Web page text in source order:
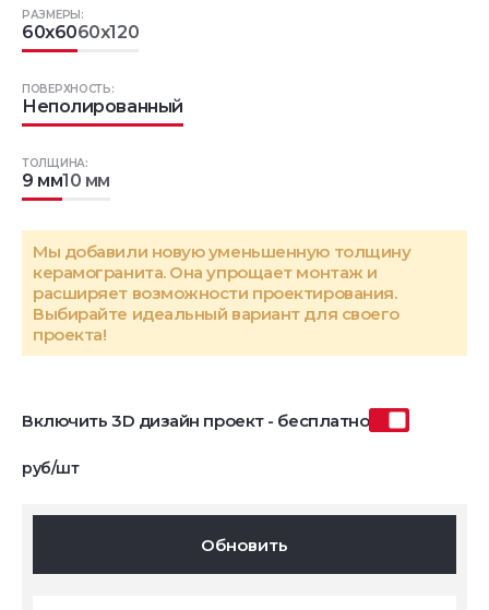
РАЗМЕРЫ:
60x6060x120
ТОЛЩИНА:
9 мм10 мм
ПОВЕРХНОСТЬ:
Неполированный
Мы добавили новую уменьшенную толщину
керамогранита. Она упрощает монтаж и
расширяет возможности проектирования.
Выбирайте идеальный вариант для своего
проекта!
Включить 3D дизайн проект - бесплатно
руб/шт
Обновить